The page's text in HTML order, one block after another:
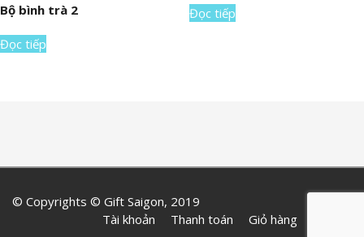
Bộ bình trà 2
Đọc tiếp
Đọc tiếp
© Copyrights © Gift Saigon, 2019
Tài khoản
Thanh toán Giỏ hàng